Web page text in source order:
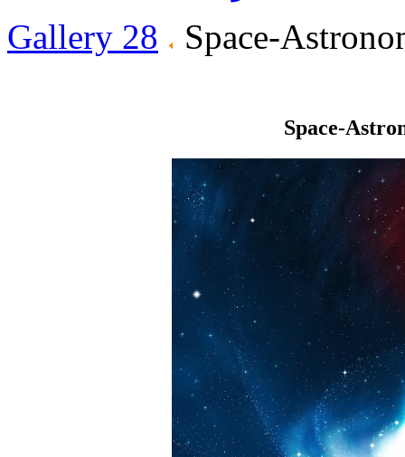
Gallery 28
Space-
Space-